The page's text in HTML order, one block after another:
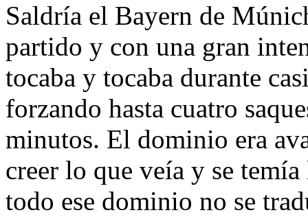
Saldría el Bayern de
partido y con una gran
tocaba y tocaba durante
forzando hasta cuatro
minutos. El dominio era
creer lo que veía y se
todo ese dominio no se